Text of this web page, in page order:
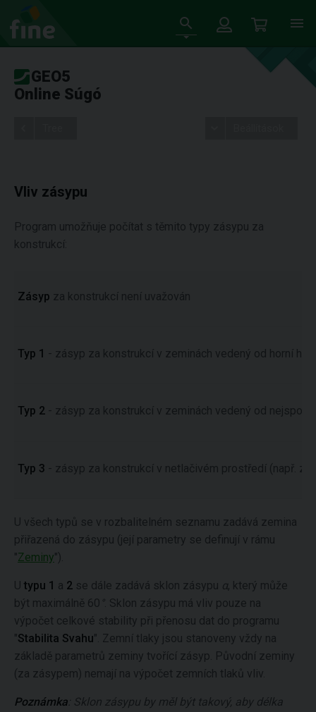
GEO5
Online Súgó
Vliv zásypu
Program umožňuje počítat s těmito typy zásypu za
konstrukcí:
Zásyp za konstrukcí není uvažován
Typ 1 - zásyp za konstrukcí v zeminách vedený od horní
Typ 2 - zásyp za konstrukcí v zeminách vedený od
Typ 3 - zásyp za konstrukcí v netlačivém prostředí (např.
U všech typů se v rozbalitelném seznamu zadává zemina
přiřazená do zásypu (její parametry se definují v rámu
"Zeminy").
U typu 1 a 2 se dále zadává sklon zásypu α, který může
být maximálně 60
. Sklon zásypu má vliv pouze na
výpočet celkové stability při přenosu dat do programu
"Stabilita Svahu". Zemní tlaky jsou stanoveny vždy na
základě parametrů zeminy tvořící zásyp. Původní zeminy
(za zásypem) nemají na výpočet zemních tlaků vliv.
Poznámka: Sklon zásypu by měl být takový, aby délka